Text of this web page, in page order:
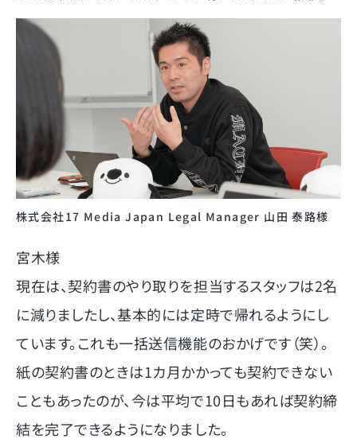
株式会社17 Media Japan Legal Manager 山田 泰路様
宮木様
現在は、契約書のやり取りを担当するスタッフは2名
に減りましたし、基本的には定時で帰れるようにし
ています。これも一括送信機能のおかげです（笑）。
紙の契約書のときは1カ月かかっても契約できない
こともあったのが、今は平均で10日もあれば契約締
結を完了できるようになりました。